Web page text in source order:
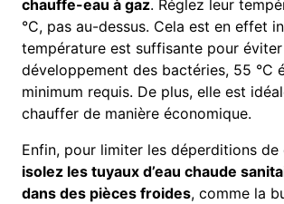
chauffe-eau à gaz. Réglez leur
°C, pas au-dessus. Cela est en effet
température est suffisante pour
développement des bactéries, 55 °C
minimum requis. De plus, elle est
chauffer de manière économique.
Enfin, pour limiter les déperditions de
isolez les tuyaux d’eau chaude
dans des pièces froides, comme la